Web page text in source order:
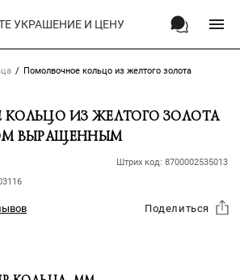
Помолвочное кольцо из желтого золота
ИЗ ЖЕЛТОГО ЗОЛОТА
ВЫРАЩЕННЫМ
Штрих код: 8700002535013
Поделиться